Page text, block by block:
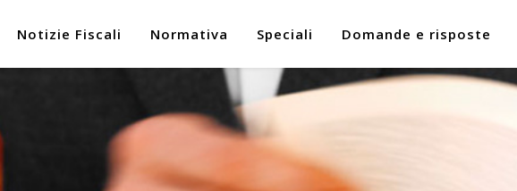
Notizie Fiscali Normativa Speciali Domande e risposte